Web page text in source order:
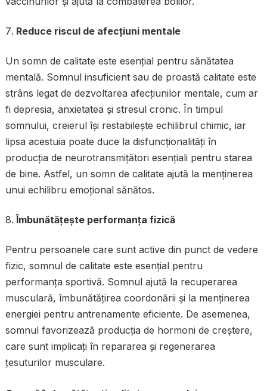
Reduce riscul de afecțiuni mentale
Un somn de calitate este esențial pentru sănătatea
mentală. Somnul insuficient sau de proastă calitate este
strâns legat de dezvoltarea afecțiunilor mentale, cum ar
fi depresia, anxietatea și stresul cronic. În timpul
somnului, creierul își restabilește echilibrul chimic, iar
lipsa acestuia poate duce la disfuncționalități în
producția de neurotransmițători esențiali pentru starea
de bine. Astfel, un somn de calitate ajută la menținerea
unui echilibru emoțional sănătos.
Îmbunătățește performanța fizică
Pentru persoanele care sunt active din punct de vedere
fizic, somnul de calitate este esențial pentru
performanța sportivă. Somnul ajută la recuperarea
musculară, îmbunătățirea coordonării și la menținerea
energiei pentru antrenamente eficiente. De asemenea,
somnul favorizează producția de hormoni de creștere,
care sunt implicați în repararea și regenerarea
țesuturilor musculare.